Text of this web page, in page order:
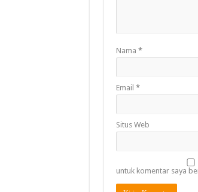
Nama *
Email *
Situs Web
untuk komentar saya